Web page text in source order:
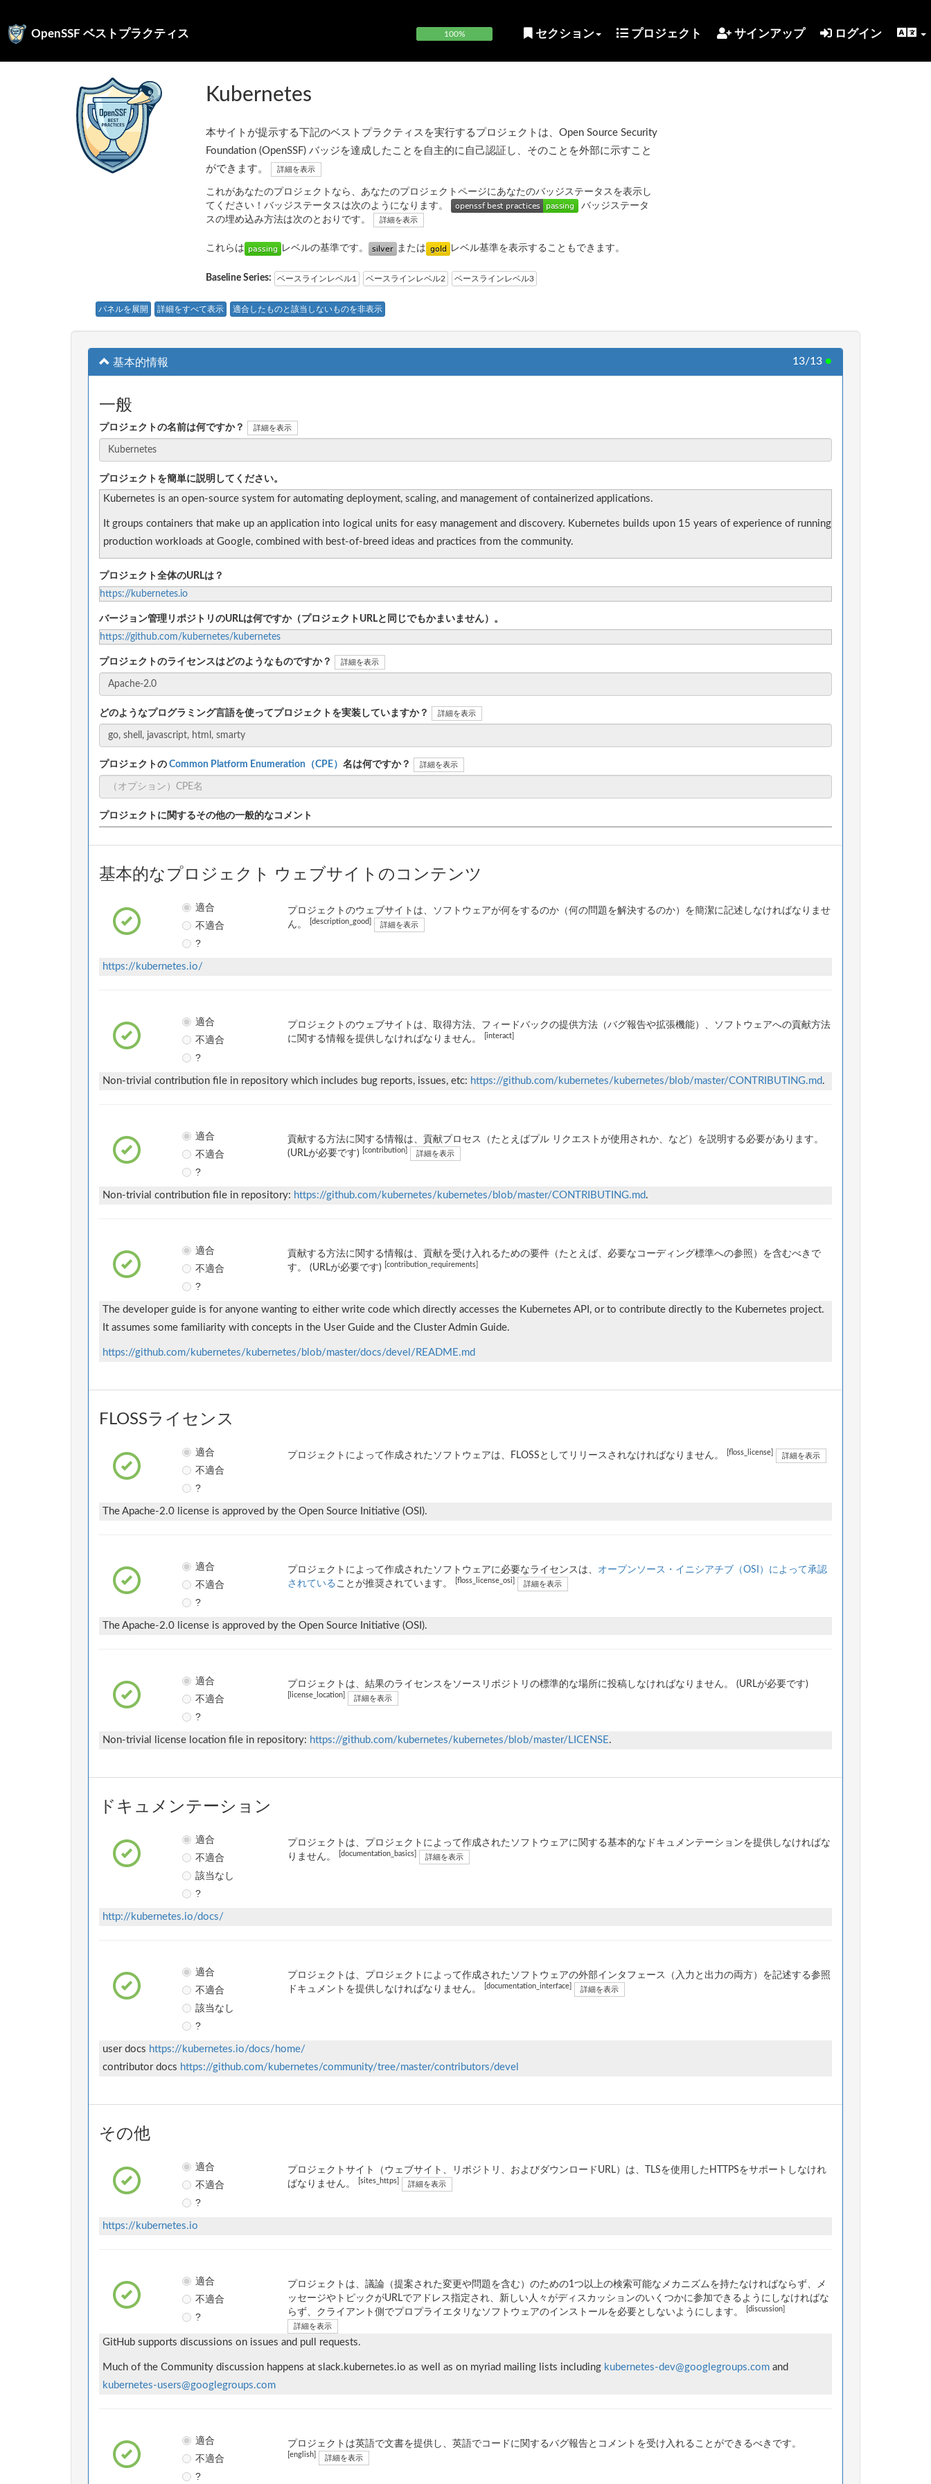
OpenSSF ベストプラクティス 100% セクション プロジェクト サインアップ ログイン
Kubernetes
本サイトが提示する下記のベストプラクティスを実行するプロジェクトは、Open Source Security
Foundation (OpenSSF) バッジを達成したことを自主的に自己認証し、そのことを外部に示すこと
ができます。
詳細を表示
これがあなたのプロジェクトなら、あなたのプロジェクトページにあなたのバッジステータスを表示し
てください！バッジステータスは次のようになります。
バッジステータ
スの埋め込み方法は次のとおりです。
詳細を表示
これらは レベルの基準です。 または レベル基準を表示することもできます。
Baseline Series: ベースラインレベル1 ベースラインレベル2 ベースラインレベル3
パネルを展開 詳細をすべて表示 適合したものと該当しないものを非表示
基本的情報 13/13 ●
一般
プロジェクトの名前は何ですか？ 詳細を表示
プロジェクトを簡単に説明してください。
Kubernetes is an open-source system for automating deployment, scaling, and management of containerized applications.
It groups containers that make up an application into logical units for easy management and discovery. Kubernetes builds upon 15 years of experience of running
production workloads at Google, combined with best-of-breed ideas and practices from the community.
プロジェクト全体のURLは？
https://kubernetes.io
バージョン管理リポジトリのURLは何ですか（プロジェクトURLと同じでもかまいません）。
https://github.com/kubernetes/kubernetes
プロジェクトのライセンスはどのようなものですか？ 詳細を表示
どのようなプログラミング言語を使ってプロジェクトを実装していますか？ 詳細を表示
プロジェクトの Common Platform Enumeration（CPE） 名は何ですか？ 詳細を表示
プロジェクトに関するその他の一般的なコメント
基本的なプロジェクト ウェブサイトのコンテンツ
適合
不適合
?
プロジェクトのウェブサイトは、ソフトウェアが何をするのか（何の問題を解決するのか）を簡潔に記述しなければなりませ
ん。
[description_good] 詳細を表示
https://kubernetes.io/
適合
不適合
?
プロジェクトのウェブサイトは、取得方法、フィードバックの提供方法（バグ報告や拡張機能）、ソフトウェアへの貢献方法
に関する情報を提供しなければなりません。
[interact]
Non-trivial contribution file in repository which includes bug reports, issues, etc: https://github.com/kubernetes/kubernetes/blob/master/CONTRIBUTING.md.
適合
不適合
?
貢献する方法に関する情報は、貢献プロセス（たとえばプル リクエストが使用されか、など）を説明する必要があります。
(URLが必要です)
[contribution] 詳細を表示
Non-trivial contribution file in repository: https://github.com/kubernetes/kubernetes/blob/master/CONTRIBUTING.md.
適合
不適合
?
貢献する方法に関する情報は、貢献を受け入れるための要件（たとえば、必要なコーディング標準への参照）を含むべきで
す。 (URLが必要です)
[contribution_requirements]
The developer guide is for anyone wanting to either write code which directly accesses the Kubernetes API, or to contribute directly to the Kubernetes project.
It assumes some familiarity with concepts in the User Guide and the Cluster Admin Guide.
https://github.com/kubernetes/kubernetes/blob/master/docs/devel/README.md
FLOSSライセンス
適合
不適合
?
プロジェクトによって作成されたソフトウェアは、FLOSSとしてリリースされなければなりません。 [floss_license] 詳細を表示
The Apache-2.0 license is approved by the Open Source Initiative (OSI).
適合
不適合
?
プロジェクトによって作成されたソフトウェアに必要なライセンスは、 オープンソース・イニシアチブ（OSI）によって承認
されている ことが推奨されています。 [floss_license_osi] 詳細を表示
The Apache-2.0 license is approved by the Open Source Initiative (OSI).
適合
不適合
?
プロジェクトは、結果のライセンスをソースリポジトリの標準的な場所に投稿しなければなりません。 (URLが必要です)
[license_location] 詳細を表示
Non-trivial license location file in repository: https://github.com/kubernetes/kubernetes/blob/master/LICENSE.
ドキュメンテーション
適合
不適合
該当なし
?
プロジェクトは、プロジェクトによって作成されたソフトウェアに関する基本的なドキュメンテーションを提供しなければな
りません。
[documentation_basics] 詳細を表示
http://kubernetes.io/docs/
適合
不適合
該当なし
?
プロジェクトは、プロジェクトによって作成されたソフトウェアの外部インタフェース（入力と出力の両方）を記述する参照
ドキュメントを提供しなければなりません。
[documentation_interface] 詳細を表示
user docs https://kubernetes.io/docs/home/
contributor docs https://github.com/kubernetes/community/tree/master/contributors/devel
その他
適合
不適合
?
プロジェクトサイト（ウェブサイト、リポジトリ、およびダウンロードURL）は、TLSを使用したHTTPSをサポートしなけれ
ばなりません。
[sites_https] 詳細を表示
https://kubernetes.io
適合
不適合
?
プロジェクトは、議論（提案された変更や問題を含む）のための1つ以上の検索可能なメカニズムを持たなければならず、メ
ッセージやトピックがURLでアドレス指定され、新しい人々がディスカッションのいくつかに参加できるようにしなければな
らず、クライアント側でプロプライエタリなソフトウェアのインストールを必要としないようにします。
[discussion]
詳細を表示
GitHub supports discussions on issues and pull requests.
Much of the Community discussion happens at slack.kubernetes.io as well as on myriad mailing lists including kubernetes-dev@googlegroups.com and
kubernetes-users@googlegroups.com
適合
不適合
?
プロジェクトは英語で文書を提供し、英語でコードに関するバグ報告とコメントを受け入れることができるべきです。
[english] 詳細を表示